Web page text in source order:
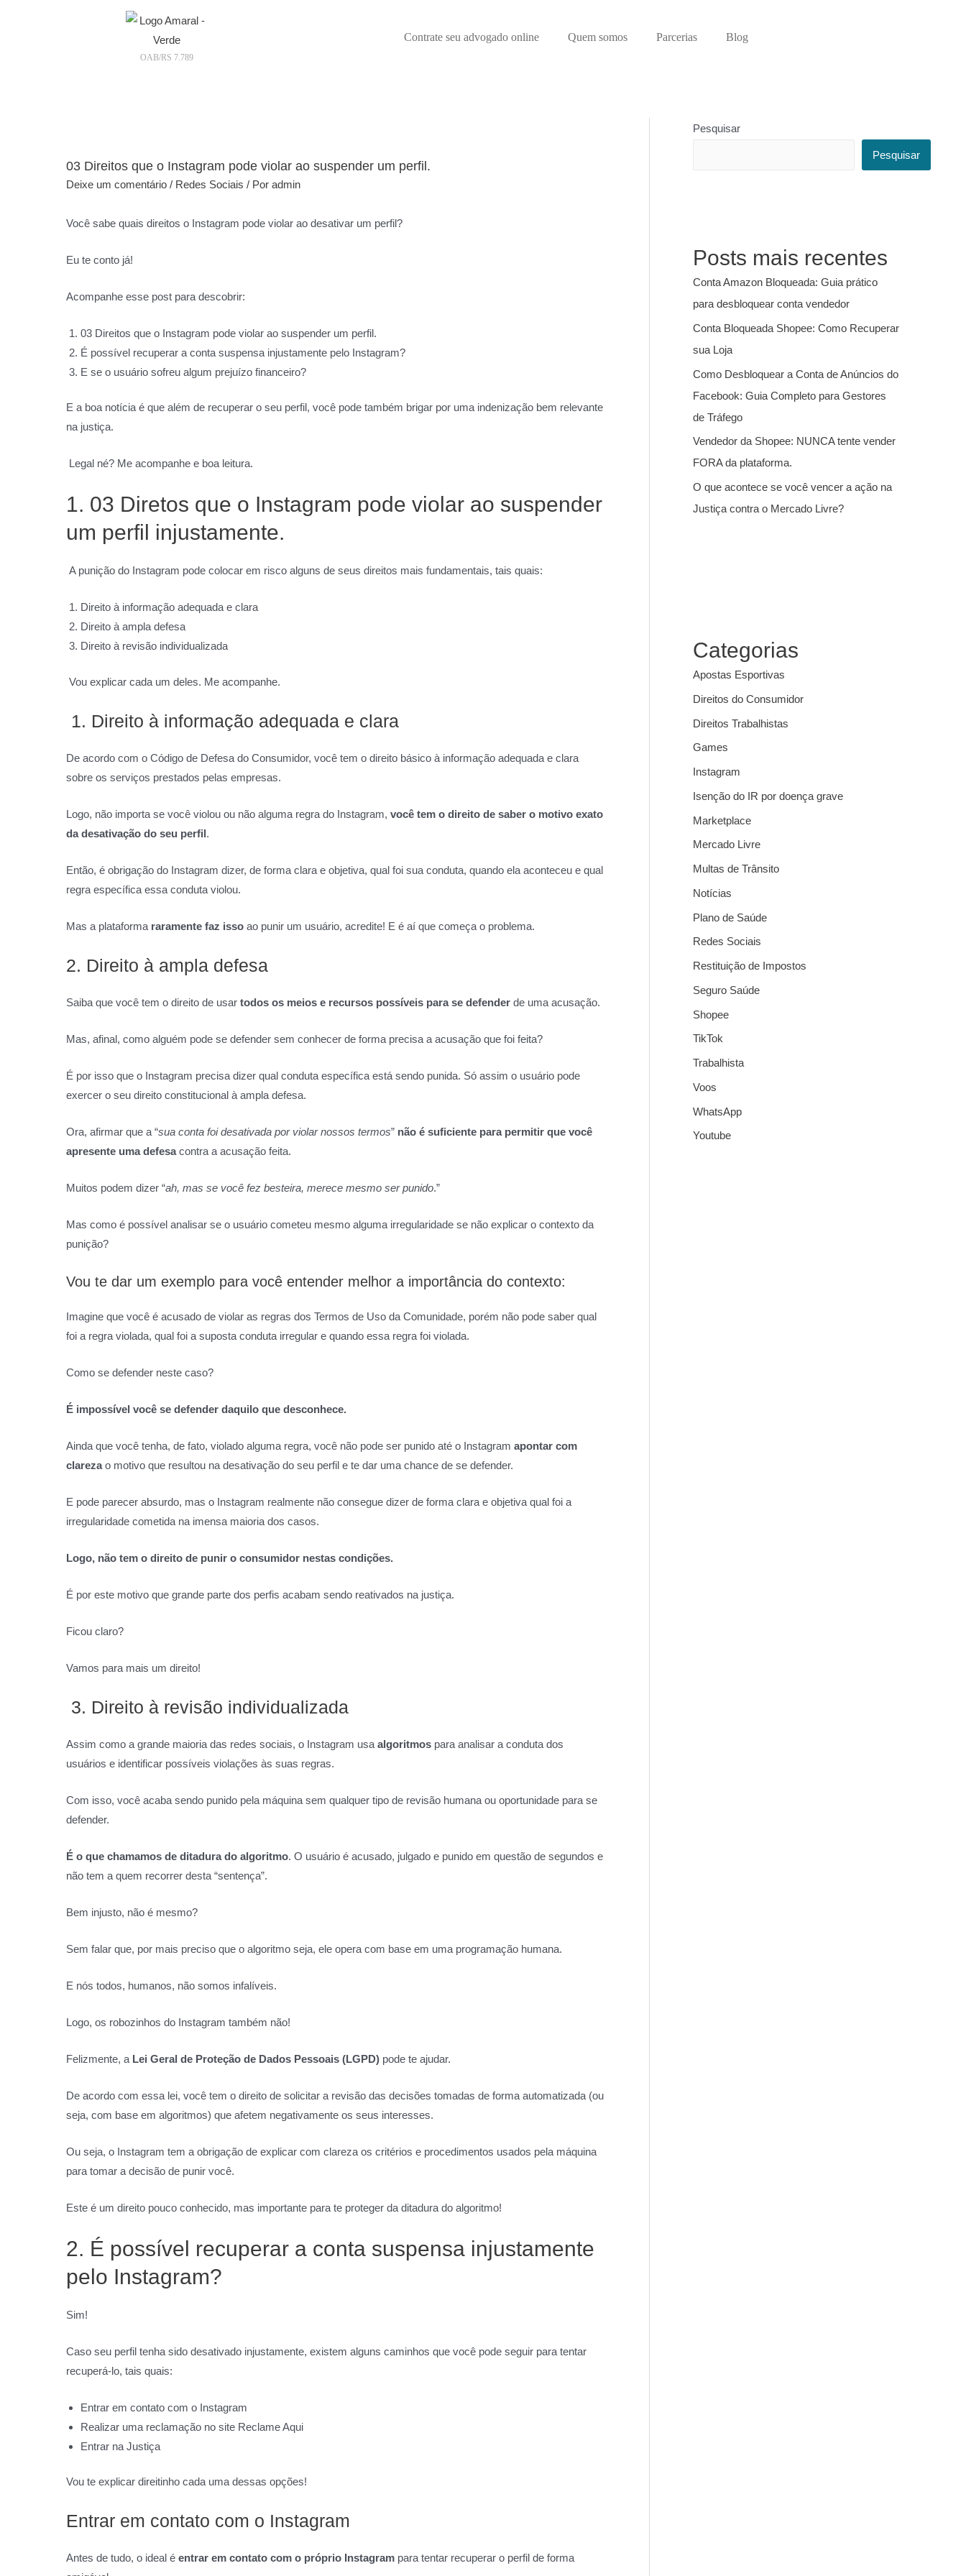
OAB/RS 7.789
Contrate seu advogado online Quem somos Parcerias Blog
03 Direitos que o Instagram pode violar ao suspender um perfil.
Deixe um comentário / Redes Sociais / Por admin
Você sabe quais direitos o Instagram pode violar ao desativar um perfil?
Eu te conto já!
Acompanhe esse post para descobrir:
03 Direitos que o Instagram pode violar ao suspender um perfil.
É possível recuperar a conta suspensa injustamente pelo Instagram?
E se o usuário sofreu algum prejuízo financeiro?
E a boa notícia é que além de recuperar o seu perfil, você pode também brigar por uma indenização bem relevante
na justiça.
Legal né? Me acompanhe e boa leitura.
1. 03 Diretos que o Instagram pode violar ao suspender
um perfil injustamente.
A punição do Instagram pode colocar em risco alguns de seus direitos mais fundamentais, tais quais:
Direito à informação adequada e clara
Direito à ampla defesa
Direito à revisão individualizada
Vou explicar cada um deles. Me acompanhe.
1. Direito à informação adequada e clara
De acordo com o Código de Defesa do Consumidor, você tem o direito básico à informação adequada e clara
sobre os serviços prestados pelas empresas.
Logo, não importa se você violou ou não alguma regra do Instagram, você tem o direito de saber o motivo exato
da desativação do seu perfil.
Então, é obrigação do Instagram dizer, de forma clara e objetiva, qual foi sua conduta, quando ela aconteceu e qual
regra específica essa conduta violou.
Mas a plataforma raramente faz isso ao punir um usuário, acredite! E é aí que começa o problema.
2. Direito à ampla defesa
Saiba que você tem o direito de usar todos os meios e recursos possíveis para se defender de uma acusação.
Mas, afinal, como alguém pode se defender sem conhecer de forma precisa a acusação que foi feita?
É por isso que o Instagram precisa dizer qual conduta específica está sendo punida. Só assim o usuário pode
exercer o seu direito constitucional à ampla defesa.
Ora, afirmar que a “sua conta foi desativada por violar nossos termos” não é suficiente para permitir que você
apresente uma defesacontra a acusação feita.
Muitos podem dizer “ah, mas se você fez besteira, merece mesmo ser punido.”
Mas como é possível analisar se o usuário cometeu mesmo alguma irregularidade se não explicar o contexto da
punição?
Vou te dar um exemplo para você entender melhor a importância do contexto:
Imagine que você é acusado de violar as regras dos Termos de Uso da Comunidade, porém não pode saber qual
foi a regra violada, qual foi a suposta conduta irregular e quando essa regra foi violada.
Como se defender neste caso?
É impossível você se defender daquilo que desconhece.
Ainda que você tenha, de fato, violado alguma regra, você não pode ser punido até o Instagram apontar com
clarezao motivo que resultou na desativação do seu perfil e te dar uma chance de se defender.
E pode parecer absurdo, mas o Instagram realmente não consegue dizer de forma clara e objetiva qual foi a
irregularidade cometida na imensa maioria dos casos.
Logo, não tem o direito de punir o consumidor nestas condições.
É por este motivo que grande parte dos perfis acabam sendo reativados na justiça.
Ficou claro?
Vamos para mais um direito!
3. Direito à revisão individualizada
Assim como a grande maioria das redes sociais, o Instagram usa algoritmos para analisar a conduta dos
usuários e identificar possíveis violações às suas regras.
Com isso, você acaba sendo punido pela máquina sem qualquer tipo de revisão humana ou oportunidade para se
defender.
É o que chamamos de ditadura do algoritmo. O usuário é acusado, julgado e punido em questão de segundos e
não tem a quem recorrer desta “sentença”.
Bem injusto, não é mesmo?
Sem falar que, por mais preciso que o algoritmo seja, ele opera com base em uma programação humana.
E nós todos, humanos, não somos infalíveis.
Logo, os robozinhos do Instagram também não!
Felizmente, a Lei Geral de Proteção de Dados Pessoais (LGPD) pode te ajudar.
De acordo com essa lei, você tem o direito de solicitar a revisão das decisões tomadas de forma automatizada (ou
seja, com base em algoritmos) que afetem negativamente os seus interesses.
Ou seja, o Instagram tem a obrigação de explicar com clareza os critérios e procedimentos usados pela máquina
para tomar a decisão de punir você.
Este é um direito pouco conhecido, mas importante para te proteger da ditadura do algoritmo!
2. É possível recuperar a conta suspensa injustamente
pelo Instagram?
Sim!
Caso seu perfil tenha sido desativado injustamente, existem alguns caminhos que você pode seguir para tentar
recuperá-lo, tais quais:
Entrar em contato com o Instagram
Realizar uma reclamação no site Reclame Aqui
Entrar na Justiça
Vou te explicar direitinho cada uma dessas opções!
Entrar em contato com o Instagram
Antes de tudo, o ideal é entrar em contato com o próprio Instagram para tentar recuperar o perfil de forma
Pesquisar
Pesquisar
Posts mais recentes
Conta Amazon Bloqueada: Guia prático
para desbloquear conta vendedor
Conta Bloqueada Shopee: Como Recuperar
sua Loja
Como Desbloquear a Conta de Anúncios do
Facebook: Guia Completo para Gestores
de Tráfego
Vendedor da Shopee: NUNCA tente vender
FORA da plataforma.
O que acontece se você vencer a ação na
Justiça contra o Mercado Livre?
Categorias
Apostas Esportivas
Direitos do Consumidor
Direitos Trabalhistas
Games
Instagram
Isenção do IR por doença grave
Marketplace
Mercado Livre
Multas de Trânsito
Notícias
Plano de Saúde
Redes Sociais
Restituição de Impostos
Seguro Saúde
Shopee
TikTok
Trabalhista
Voos
WhatsApp
Youtube